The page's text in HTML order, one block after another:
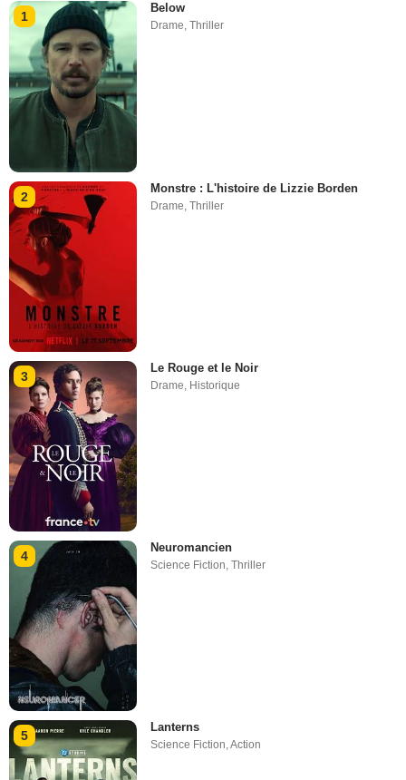
1
Below
Drame,Thriller
2
Monstre : L'histoire de Lizzie Borden
Drame ,Thriller
3
Le Rouge et le Noir
Drame, Historique
4
Neuromancien
Science Fiction,Thriller
5
Lanterns
Science Fiction,Action